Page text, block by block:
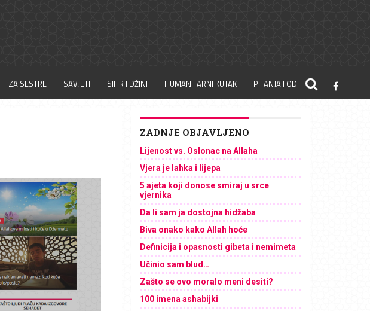
ZA SESTRE SAVJETI SIHR I DŽINI HUMANITARNI KUTAK PITANJA I ODGOVORI
ZADNJE OBJAVLJENO
Lijenost vs. Oslonac na Allaha
Vjera je lahka i lijepa
5 ajeta koji donose smiraj u srce
vjernika
Da li sam ja dostojna hidžaba
Biva onako kako Allah hoće
Definicija i opasnosti gibeta i nemimeta
Učinio sam blud…
Zašto se ovo moralo meni desiti?
100 imena ashabijki